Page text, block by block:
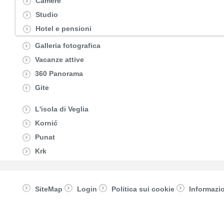
Studio
Hotel e pensioni
Galleria fotografica
Vacanze attive
360 Panorama
Gite
L'isola di Veglia
Kornić
Punat
Krk
SiteMap Login Politica sui cookie